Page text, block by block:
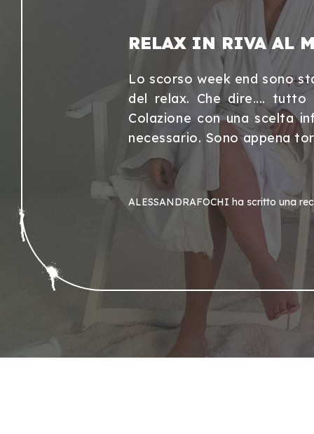
RELAX IN RIVA AL
Lo scorso week end sono
del relax. Che dire....
Colazione con una scelta
necessario. Sono appena
ALESSANDRAFOCHI ha scritto una